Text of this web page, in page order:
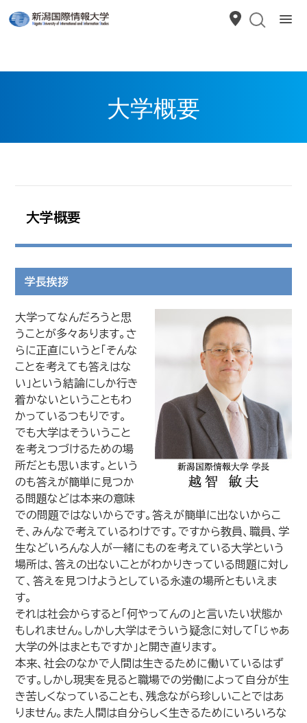
大学概要
大学概要
学長挨拶
大学ってなんだろうと思
うことが多々あります。さ
らに正直にいうと「そんな
ことを考えても答えはな
い」という結論にしか行き
着かないということもわ
かっているつもりです。
でも大学はそういうこと
を考えつづけるための場
所だとも思います。という
のも答えが簡単に見つか
る問題などは本来の意味
での問題ではないからです。答えが簡単に出ないからこ
そ、みんなで考えているわけです。ですから教員、職員、学
生などいろんな人が一緒にものを考えている大学という
場所は、答えの出ないことがわかりきっている問題に対し
て、答えを見つけようとしている永遠の場所ともいえま
す。
それは社会からすると「何やってんの」と言いたい状態か
もしれません。しかし大学はそういう疑念に対して「じゃあ
大学の外はまともですか」と開き直ります。
本来、社会のなかで人間は生きるために働いているはず
です。しかし現実を見ると職場での労働によって自分が生
き苦しくなっていることも、残念ながら珍しいことではあ
りません。また人間は自分らしく生きるためにいろいろな